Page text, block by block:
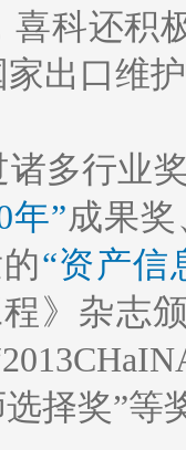
喜科还积
出口维
多行业
年”成果
“资产信
》杂志
择奖”等